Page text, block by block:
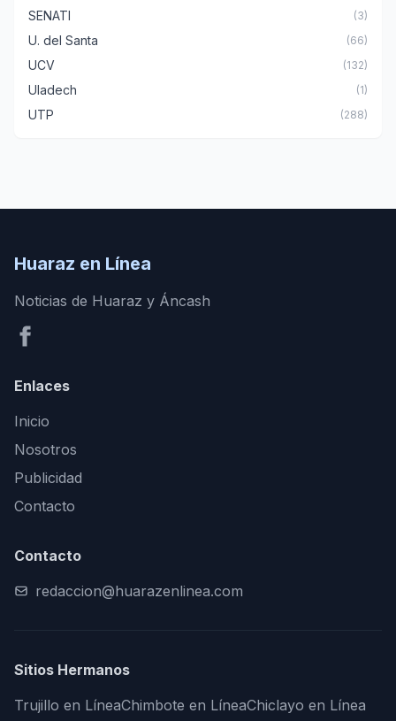
SENATI (3)
U. del Santa (66)
UCV (132)
Uladech (1)
UTP (288)
Huaraz en Línea
Noticias de Huaraz y Áncash
Enlaces
Inicio
Nosotros
Publicidad
Contacto
Contacto
redaccion@huarazenlinea.com
Sitios Hermanos
Trujillo en LíneaChimbote en LíneaChiclayo en Línea